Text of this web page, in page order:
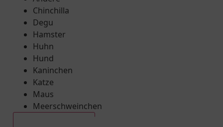
Chinchilla
Degu
Hamster
Huhn
Hund
Kaninchen
Katze
Maus
Meerschweinchen